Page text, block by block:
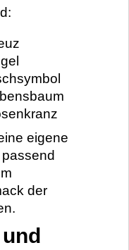
eigene
der